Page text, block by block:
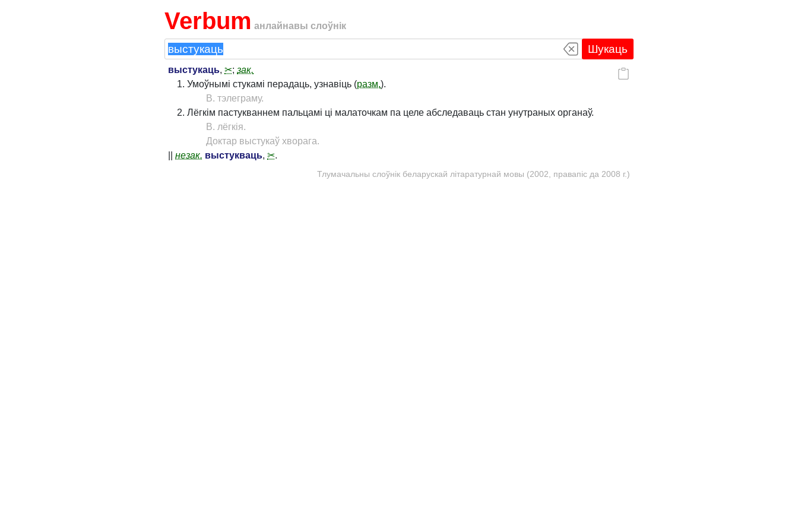
Verbum анлайнавы слоўнік
Шукаць
выстукаць, ✂; зак.
Умоўнымі стукамі перадаць, узнавіць (разм.).
В. тэлеграму.
Лёгкім пастукваннем пальцамі ці малаточкам па целе абследаваць стан унутраных органаў.
В. лёгкія.
Доктар выстукаў хворага.
незак. выстукваць, ✂.
Тлумачальны слоўнік беларускай літаратурнай мовы (2002, правапіс да 2008 г.)